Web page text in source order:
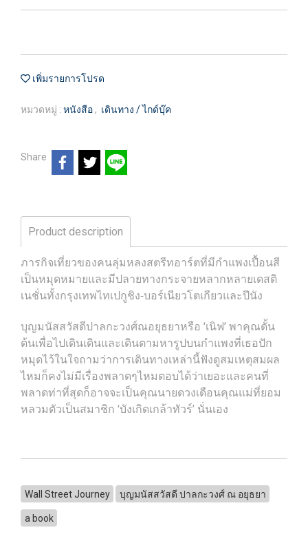
เพิ่มรายการโปรด
หมวดหมู่ : หนังสือ , เดินทาง / ไกด์บุ๊ค
Share
Product description
ภารกิจเที่ยวของคนลุ่มหลงสตรีทอาร์ตที่มีกำแพงเปื้อนสี
เป็นหมุดหมายและมีปลายทางกระจายหลากหลายเดสติ
เนชั่นทั้งกรุงเทพไทเปกูชิง-บอร์เนียวโตเกียวและปีนัง
บุญมนัสสวัสดีปาลกะวงศ์ณอยุธยาหรือ ‘เนิฟ’ พาคุณดั้น
ด้นเพื่อไปเดินเดินและเดินตามหารูปบนกำแพงที่เธอปัก
หมุดไว้ในใจถามว่าการเดินทางเหล่านี้ฟังดูสมเหตุสมผล
ไหมก็คงไม่มีเรื่องพลาดๆไหมตอบได้ว่าเยอะและคนที่
พลาดท่าที่สุดก็อาจจะเป็นคุณนายดวงเดือนคุณแม่ที่ยอม
หลวมตัวเป็นสมาชิก ‘บังเกิดเกล้าทัวร์’ นั่นเอง
Wall Street Journey บุญมนัสสวัสดี ปาลกะวงศ์ ณ อยุธยา
a book